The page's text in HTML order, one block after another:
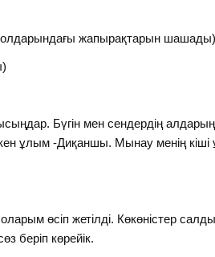
жапырақтарын шашады)
Бүгін мен сендердің
ұлым -Диқаншы. Мынау менің
өсіп жетілді. Көкөністер салдым
беріп көрейік.